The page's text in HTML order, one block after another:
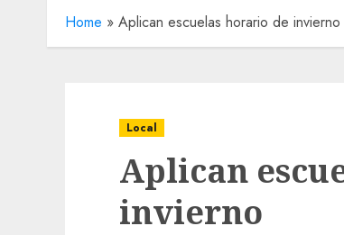
Home » Aplican escuelas horario de invierno
Local
Aplican
invierno